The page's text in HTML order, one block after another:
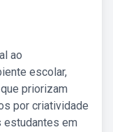
ao
escolar,
priorizam
por criatividade
estudantes em